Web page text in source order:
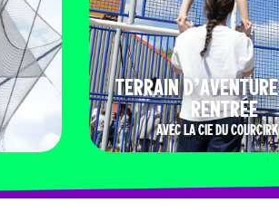
TERRAIN
RENTRÉE
AVEC LA CIE DU